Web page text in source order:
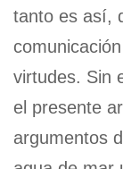
tanto es así,
virtudes. Sin
el presente
argumentos